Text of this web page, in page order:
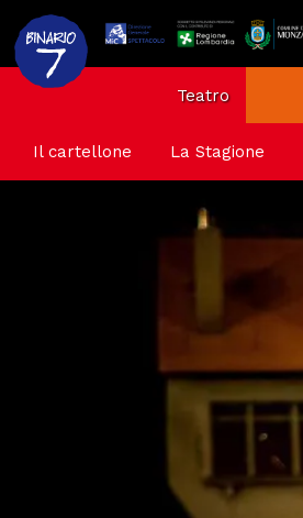
Teatro
Il cartellone La Stagione